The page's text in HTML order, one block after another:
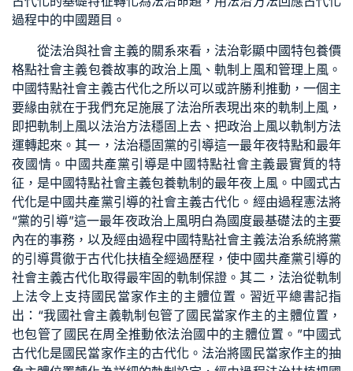
過程中的中國題目。
從法治與社會主義的關系來看，法治彰顯中國特包養價
格點社會主義包養故事的政治上風、軌制上風和管理上風。
中國特點社會主義古代化之所以可以或許勝利推動，一個主
要緣由就在于我們充足施展了法治所表現出來的軌制上風，
即把軌制上風以法治方法穩固上去、把政治上風以軌制方法
運轉起來。其一，法治穩固黨的引導這一最年夜特點和最年
夜國情。中國共產黨引導是中國特點社會主義最實質的特
征，是中國特點社會主義包養軌制的最年夜上風。中國式古
代化是中國共產黨引導的社會主義古代化。經由過程憲法將
“黨的引導”這一最年夜政治上風明白為國度最基礎法的主要
內在的事務，以及經由過程中國特點社會主義法治系統將黨
的引導貫徹于古代化扶植全經過歷程，使中國共產黨引導的
社會主義古代化取得最牢固的軌制保證。其二，法治從軌制
上法令上支持國民當家作主的主體位置。習近平總書記指
出：“我國社會主義軌制包管了國民當家作主的主體位置，
也包管了國民在周全推動依法治國中的主體位置。”中國式
古代化是國民當家作主的古代化。法治將國民當家作主的抽